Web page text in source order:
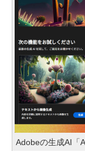
Adobeの生成AI「